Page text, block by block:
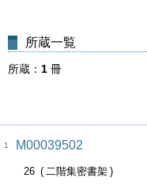
所蔵一覧
所蔵 1 冊
1 M00039502
26 二階集密書架